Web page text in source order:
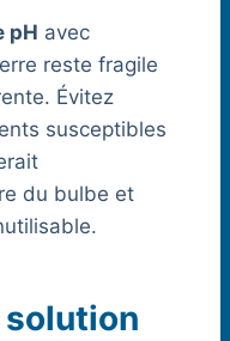
pH avec
reste fragile
Évitez
susceptibles
du bulbe et